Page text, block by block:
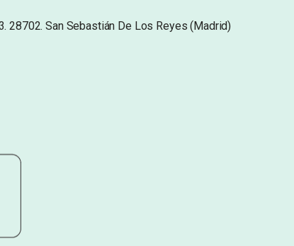
28702. San Sebastián De Los Reyes (Madrid)